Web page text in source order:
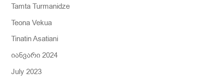
Tamta Turmanidze
Teona Vekua
Tinatin Asatiani
იანვარი 2024
July 2023